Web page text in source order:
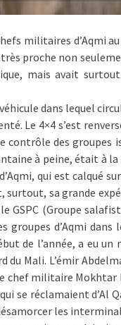
militaires d’Aqmi
proche non
mais avait
dans lequel
Le 4×4 s’est
contrôle des
à peine, était à
qui est calqué
surtout, sa grande
GSPC (Groupe
d’Aqmi dans
de l’année, a eu
du Mali. L’émir
chef militaire
se réclamaient d’Al
les